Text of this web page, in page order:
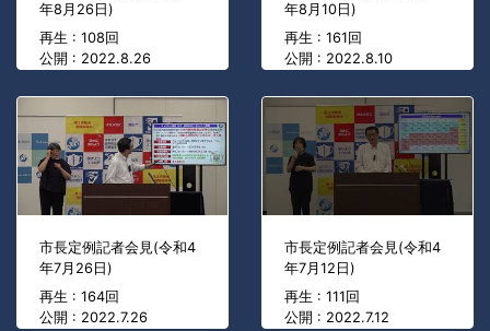
年8月26日)
再生 : 108回
公開 : 2022.8.26
年8月10日)
再生 : 161回
公開 : 2022.8.10
市長定例記者会見(令和4
年7月26日)
再生 : 164回
公開 : 2022.7.26
市長定例記者会見(令和4
年7月12日)
再生 : 111回
公開 : 2022.7.12